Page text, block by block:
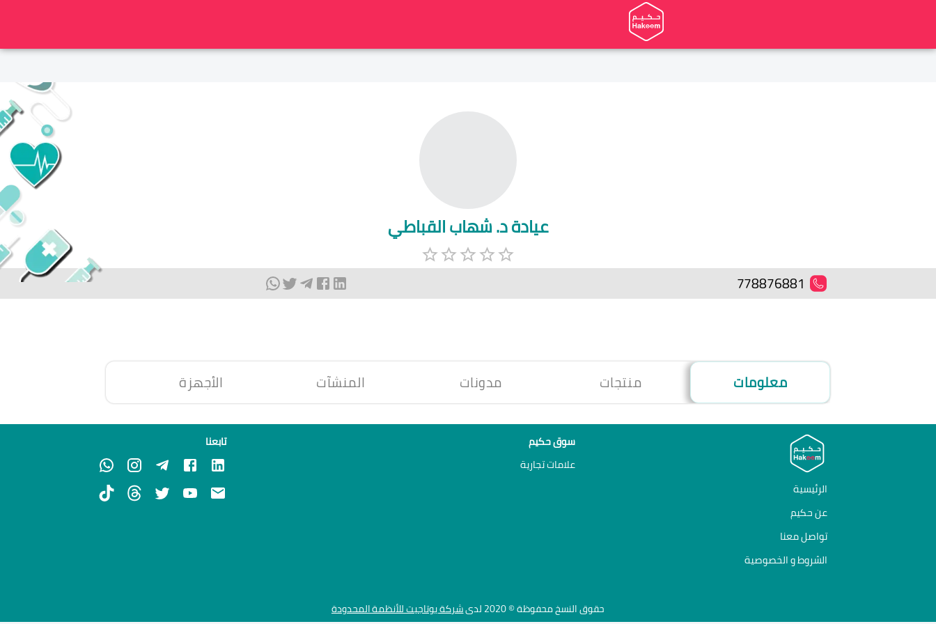
عيادة د. شهاب القباطي
778876881
معلومات منتجات مدونات المنشآت الأجهزة
الرئيسية
عن حكيم
تواصل معنا
الشروط و الخصوصية
سوق حكيم
علامات تجارية
تابعنا
حقوق النسخ محفوظة © 2020 لدى شركة يوتاجيت للأنظمة المحدودة